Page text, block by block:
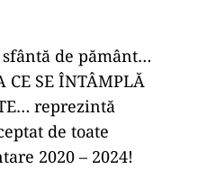
de pământ…
CE SE ÎNTÂMPLĂ
reprezintă
de toate
2020 – 2024!